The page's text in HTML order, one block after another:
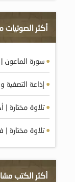
أكثر
سورة الماعون |
إذاعة التصفية و
تلاوة مختارة |
تلاوة مختارة
أكثر الكتب